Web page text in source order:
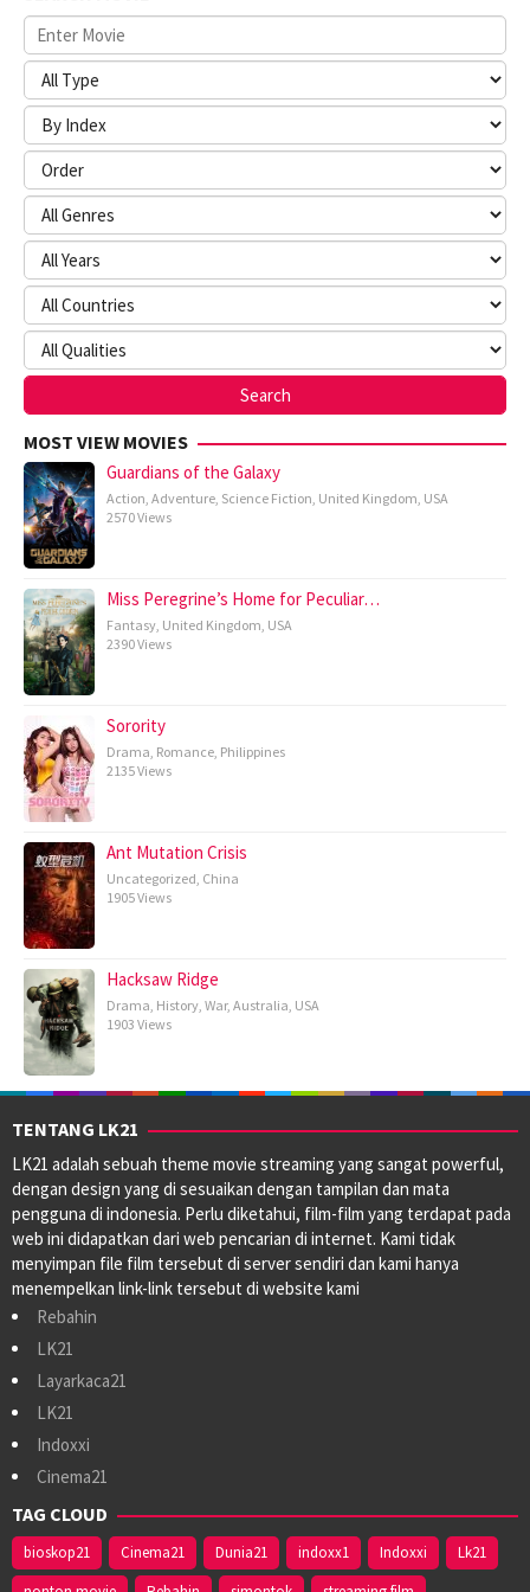
MOST VIEW MOVIES
Guardians of the Galaxy
Action, Adventure, Science Fiction, United Kingdom, USA
2570 Views
Miss Peregrine’s Home for Peculiar…
Fantasy, United Kingdom, USA
2390 Views
Sorority
Drama, Romance, Philippines
2135 Views
Ant Mutation Crisis
Uncategorized, China
1905 Views
Hacksaw Ridge
Drama, History, War, Australia, USA
1903 Views
TENTANG LK21
LK21 adalah sebuah theme movie streaming yang sangat powerful,
dengan design yang di sesuaikan dengan tampilan dan mata
pengguna di indonesia. Perlu diketahui, film-film yang terdapat pada
web ini didapatkan dari web pencarian di internet. Kami tidak
menyimpan file film tersebut di server sendiri dan kami hanya
menempelkan link-link tersebut di website kami
Rebahin
LK21
Layarkaca21
LK21
Indoxxi
Cinema21
TAG CLOUD
bioskop21 Cinema21 Dunia21 indoxx1 Indoxxi
Lk21